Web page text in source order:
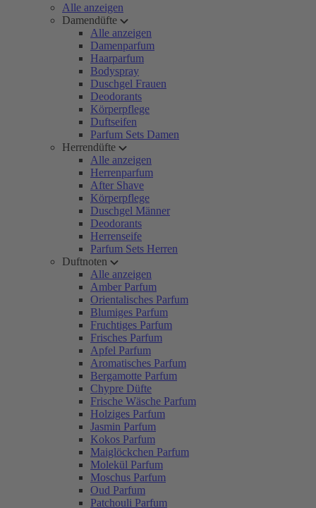
Alle anzeigen
Damendüfte
Alle anzeigen
Damenparfum
Haarparfum
Bodyspray
Duschgel Frauen
Deodorants
Körperpflege
Duftseifen
Parfum Sets Damen
Herrendüfte
Alle anzeigen
Herrenparfum
After Shave
Körperpflege
Duschgel Männer
Deodorants
Herrenseife
Parfum Sets Herren
Duftnoten
Alle anzeigen
Amber Parfum
Orientalisches Parfum
Blumiges Parfum
Fruchtiges Parfum
Frisches Parfum
Apfel Parfum
Aromatisches Parfum
Bergamotte Parfum
Chypre Düfte
Frische Wäsche Parfum
Holziges Parfum
Jasmin Parfum
Kokos Parfum
Maiglöckchen Parfum
Molekül Parfum
Moschus Parfum
Oud Parfum
Patchouli Parfum